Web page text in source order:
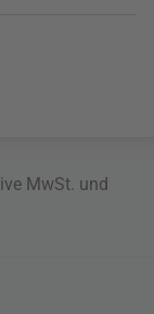
MwSt. und